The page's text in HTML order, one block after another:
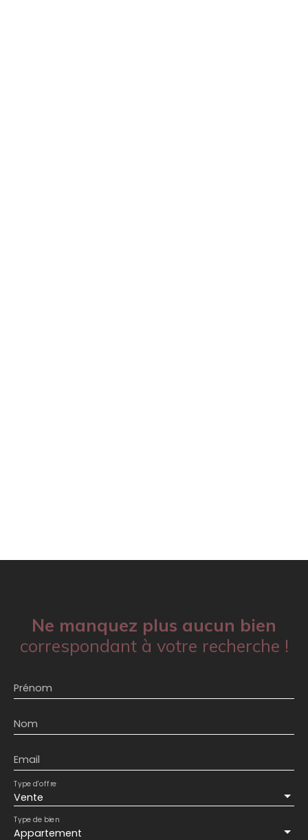
Ne manquez plus aucun bien
correspondant à votre recherche !
Prénom
Nom
Email
Vente
Type d'offre
Appartement
Type de bien